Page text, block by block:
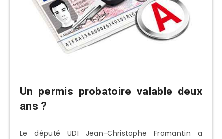
Un permis probatoire valable deux
ans ?
Le député UDI Jean-Christophe Fromantin a